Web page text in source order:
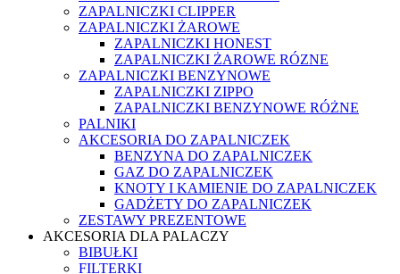
ZAPALNICZKI CLIPPER
ZAPALNICZKI ŻAROWE
ZAPALNICZKI HONEST
ZAPALNICZKI ŻAROWE RÓZNE
ZAPALNICZKI BENZYNOWE
ZAPALNICZKI ZIPPO
ZAPALNICZKI BENZYNOWE RÓŻNE
PALNIKI
AKCESORIA DO ZAPALNICZEK
BENZYNA DO ZAPALNICZEK
GAZ DO ZAPALNICZEK
KNOTY I KAMIENIE DO ZAPALNICZEK
GADŻETY DO ZAPALNICZEK
ZESTAWY PREZENTOWE
AKCESORIA DLA PALACZY
BIBUŁKI
FILTERKI